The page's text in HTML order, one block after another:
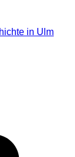
in Ulm